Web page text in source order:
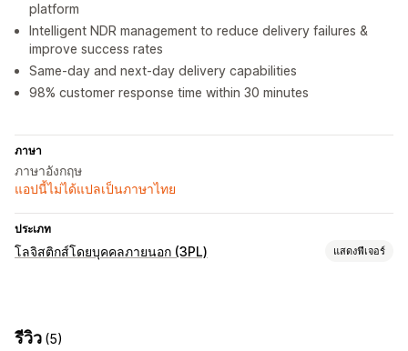
platform
Intelligent NDR management to reduce delivery failures &
improve success rates
Same-day and next-day delivery capabilities
98% customer response time within 30 minutes
ภาษา
ภาษาอังกฤษ
แอปนี้ไม่ได้แปลเป็นภาษาไทย
ประเภท
โลจิสติกส์โดยบุคคลภายนอก (3PL) แสดงฟีเจอร์
อัตราค่าจัดส่ง
รีวิว (5)